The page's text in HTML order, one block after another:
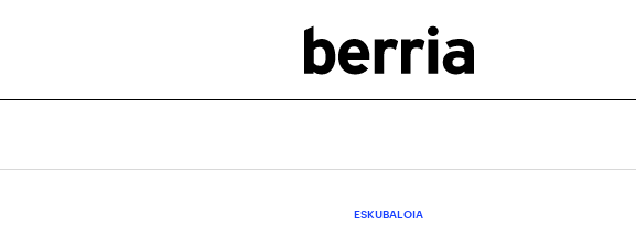
ESKUBALOIA